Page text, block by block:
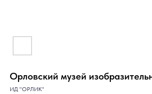
Орловский музей
ИД "ОРЛИК"